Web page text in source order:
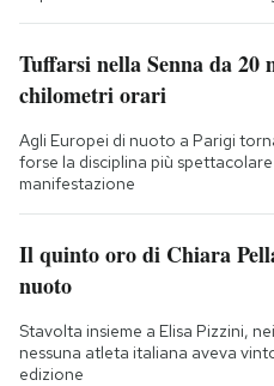
Tuffarsi nella Senna da 20
chilometri orari
Agli Europei di nuoto a Parigi
forse la disciplina più
manifestazione
Il quinto oro di Chiara
nuoto
Stavolta insieme a Elisa Pizzini,
nessuna atleta italiana aveva
edizione